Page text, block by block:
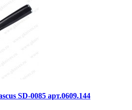
SD-0085 арт.0609.144